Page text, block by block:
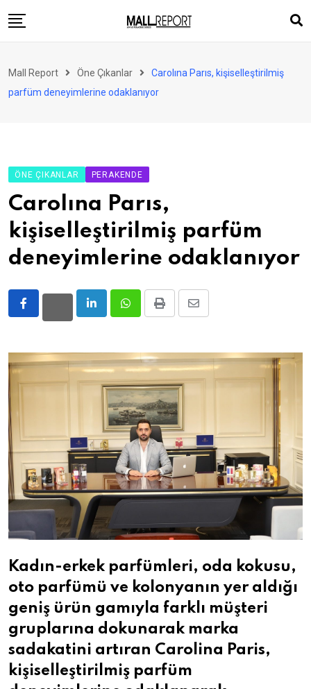
to
Perakende
Ürün ve Hizmet
Enerji
Haber
Gündem
Mall Report Öne Çıkanlar
Carolına Parıs, kişiselleştirilmiş
parfüm deneyimlerine odaklanıyor
ÖNE ÇIKANLAR PERAKENDE
Carolına Parıs,
kişiselleştirilmiş parfüm
deneyimlerine odaklanıyor
LinkedInWhatsappPrint
Share
Email
Kadın-erkek parfümleri, oda kokusu,
oto parfümü ve kolonyanın yer aldığı
geniş ürün gamıyla farklı müşteri
gruplarına dokunarak marka
sadakatini artıran Carolina Paris,
kişiselleştirilmiş parfüm